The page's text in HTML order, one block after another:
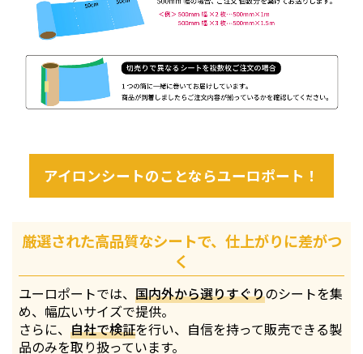
アイロンシートのことならユーロポート！
厳選された高品質なシートで、仕上がりに差がつ
く
ユーロポートでは、国内外から選りすぐりのシートを集
め、幅広いサイズで提供。
さらに、自社で検証を行い、自信を持って販売できる製
品のみを取り扱っています。